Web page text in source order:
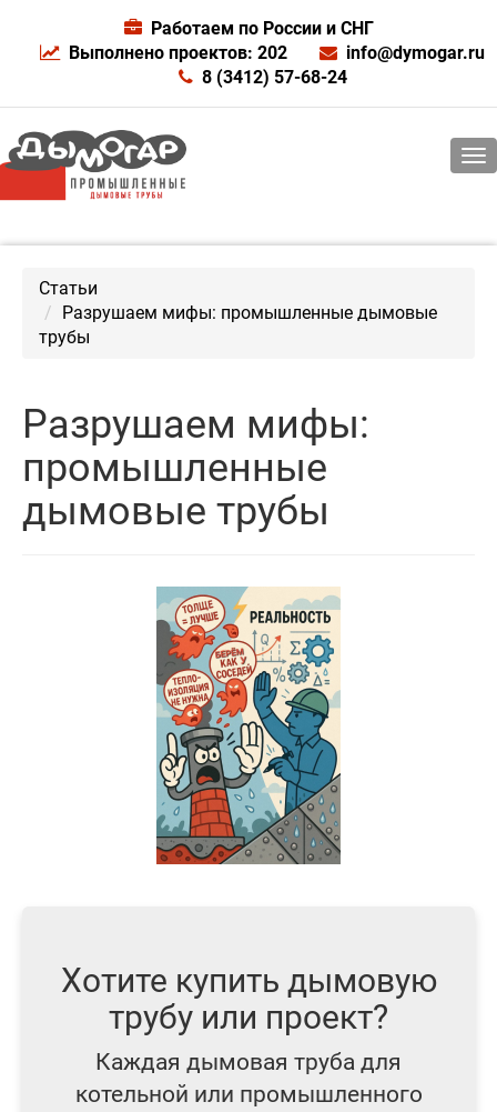
Работаем по России и СНГ
Выполнено проектов: 202
info@dymogar.ru
8 (3412) 57-68-24
Статьи
Разрушаем мифы: промышленные дымовые
трубы
Разрушаем мифы:
промышленные
дымовые трубы
Хотите купить дымовую
трубу или проект?
Каждая дымовая труба для
котельной или промышленного